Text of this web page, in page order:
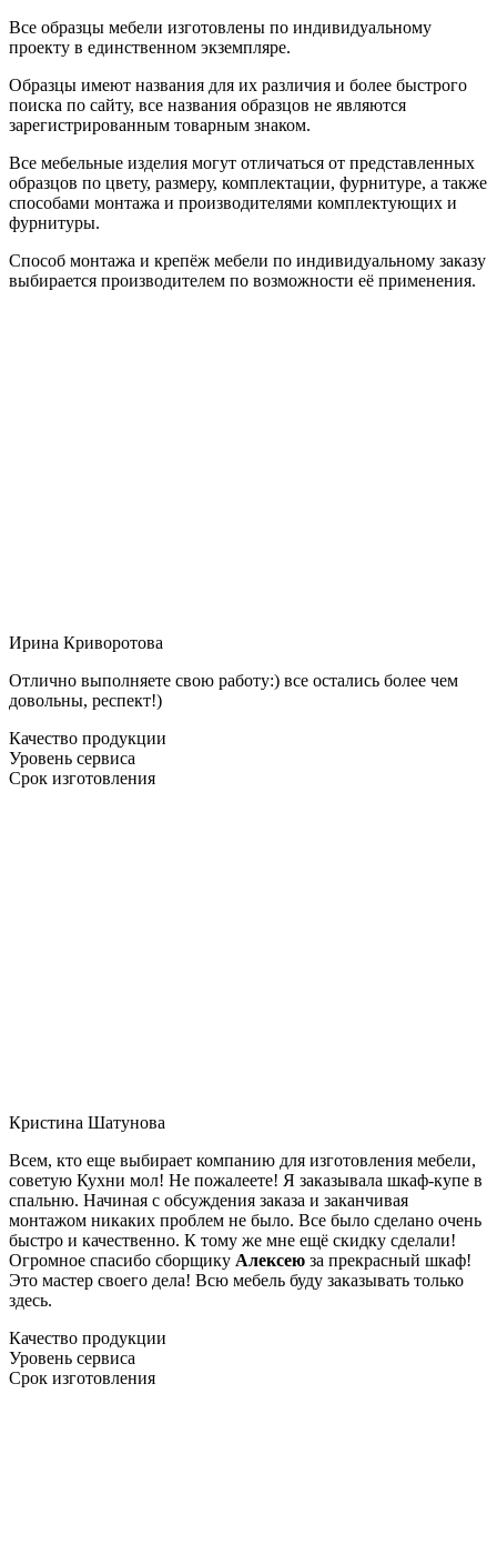
Все образцы мебели изготовлены по индивидуальному
проекту в единственном экземпляре.
Образцы имеют названия для их различия и более быстрого
поиска по сайту, все названия образцов не являются
зарегистрированным товарным знаком.
Все мебельные изделия могут отличаться от представленных
образцов по цвету, размеру, комплектации, фурнитуре, а также
способами монтажа и производителями комплектующих и
фурнитуры.
Способ монтажа и крепёж мебели по индивидуальному заказу
выбирается производителем по возможности её применения.
Ирина Криворотова
Отлично выполняете свою работу:) все остались более чем
довольны, респект!)
Качество продукции
Уровень сервиса
Срок изготовления
Кристина Шатунова
Всем, кто еще выбирает компанию для изготовления мебели,
советую Кухни мол! Не пожалеете! Я заказывала шкаф-купе в
спальню. Начиная с обсуждения заказа и заканчивая
монтажом никаких проблем не было. Все было сделано очень
быстро и качественно. К тому же мне ещё скидку сделали!
Огромное спасибо сборщику Алексею за прекрасный шкаф!
Это мастер своего дела! Всю мебель буду заказывать только
здесь.
Качество продукции
Уровень сервиса
Срок изготовления